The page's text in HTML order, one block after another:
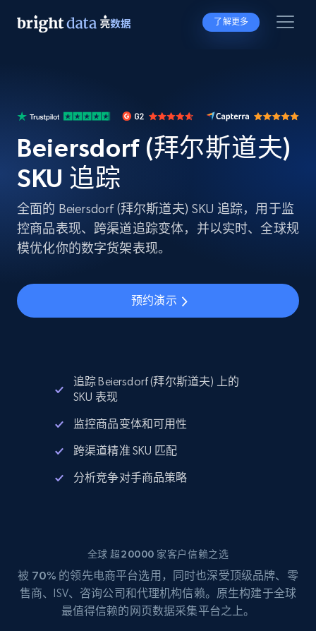
了解更多
Beiersdorf (拜尔斯道夫)
SKU 追踪
全面的 Beiersdorf (拜尔斯道夫) SKU 追踪，用于监
控商品表现、跨渠道追踪变体，并以实时、全球规
模优化你的数字货架表现。
预约演示
追踪 Beiersdorf (拜尔斯道夫) 上的
SKU 表现
监控商品变体和可用性
跨渠道精准 SKU 匹配
分析竞争对手商品策略
全球 超20000 家客户信赖之选
被 70% 的领先电商平台选用，同时也深受顶级品牌、零
售商、ISV、咨询公司和代理机构信赖。原生构建于全球
最值得信赖的网页数据采集平台之上。